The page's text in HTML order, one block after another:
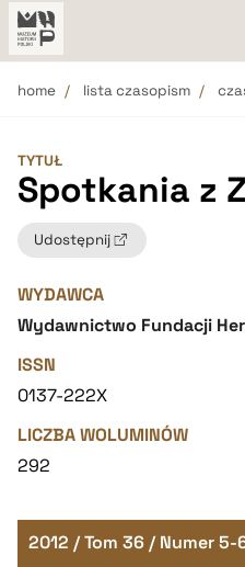
home lista czasopism
TYTUŁ
Spotkania z
Udostępnij
WYDAWCA
Wydawnictwo Fundacji
ISSN
0137-222X
LICZBA WOLUMINÓW
292
2012 / Tom 36 / Numer 5-